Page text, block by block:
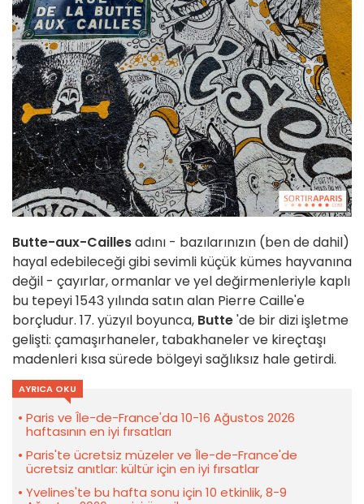
Butte-aux-Caillesadını - bazılarınızın (ben de dahil)
hayal edebileceği gibi sevimli küçük kümes hayvanına
değil - çayırlar, ormanlar ve yel değirmenleriyle kaplı
bu tepeyi 1543 yılında satın alan Pierre Caille'e
borçludur. 17. yüzyıl boyunca, Butte'de bir dizi işletme
gelişti: çamaşırhaneler, tabakhaneler ve kireçtaşı
madenleri kısa sürede bölgeyi sağlıksız hale getirdi.
AYRICA OKU
Paris ve Île-de-France'da 10-16 Ağustos 2026
haftasının en iyi fırsatları
Paris'te ücretsiz müzeler ve Île-de-France'de
ücretsiz anıtlar: kültür için en iyi fırsatlar
Yvelines'te bu hafta sonu için 10 etkinlik, 8-9